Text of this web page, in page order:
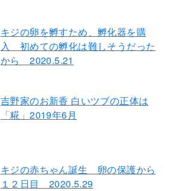
キジの卵を孵すため、孵化器を購
入 初めての孵化は難しそうだった
から 2020.5.21
吉野家のお新香 白いツブの正体は
「糀」2019年6月
キジの赤ちゃん誕生 卵の保護から
１２日目 2020.5.29